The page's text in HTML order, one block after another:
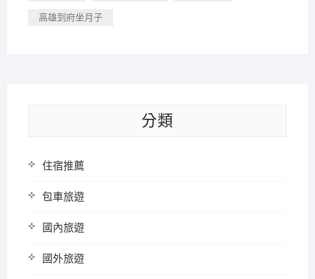
高雄到府坐月子
分類
住宿推薦
包車旅遊
國內旅遊
國外旅遊